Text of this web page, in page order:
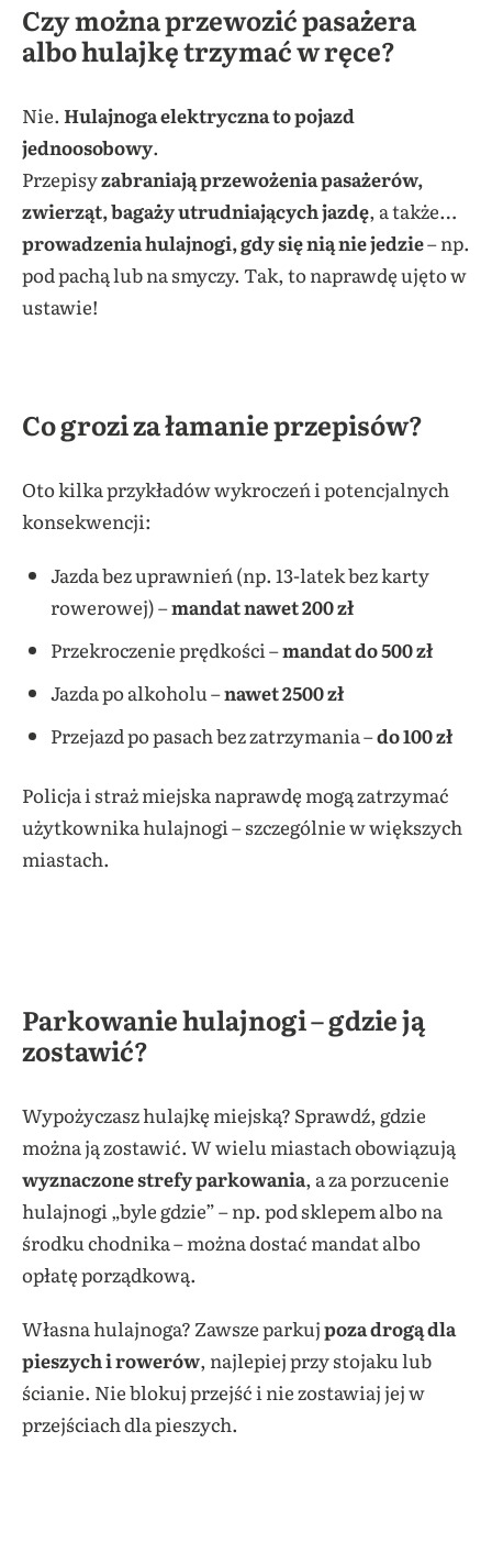
Czy można przewozić pasażera
albo hulajkę trzymać w ręce?
Nie. Hulajnoga elektryczna to pojazd
jednoosobowy.
Przepisyzabraniają przewożenia pasażerów,
zwierząt, bagaży utrudniających jazdę, a także…
prowadzenia hulajnogi, gdy się nią nie jedzie– np.
pod pachą lub na smyczy. Tak, to naprawdę ujęto w
ustawie!
Co grozi za łamanie przepisów?
Oto kilka przykładów wykroczeń i potencjalnych
konsekwencji:
Jazda bez uprawnień (np. 13-latek bez karty
rowerowej) –mandat nawet 200 zł
Przekroczenie prędkości –mandat do 500 zł
Jazda po alkoholu –nawet 2500 zł
Przejazd po pasach bez zatrzymania –do 100 zł
Policja i straż miejska naprawdę mogą zatrzymać
użytkownika hulajnogi – szczególnie w większych
miastach.
Parkowanie hulajnogi – gdzie ją
zostawić?
Wypożyczasz hulajkę miejską? Sprawdź, gdzie
można ją zostawić. W wielu miastach obowiązują
wyznaczone strefy parkowania, a za porzucenie
hulajnogi „byle gdzie” – np. pod sklepem albo na
środku chodnika – można dostać mandat albo
opłatę porządkową.
Własna hulajnoga? Zawsze parkujpoza drogą dla
pieszych i rowerów, najlepiej przy stojaku lub
ścianie. Nie blokuj przejść i nie zostawiaj jej w
przejściach dla pieszych.